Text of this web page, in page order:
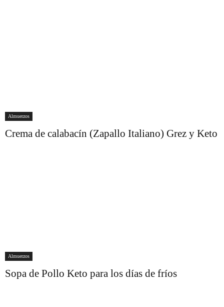
Almuerzos
Crema de calabacín (Zapallo Italiano) Grez y Keto
Almuerzos
Sopa de Pollo Keto para los días de fríos